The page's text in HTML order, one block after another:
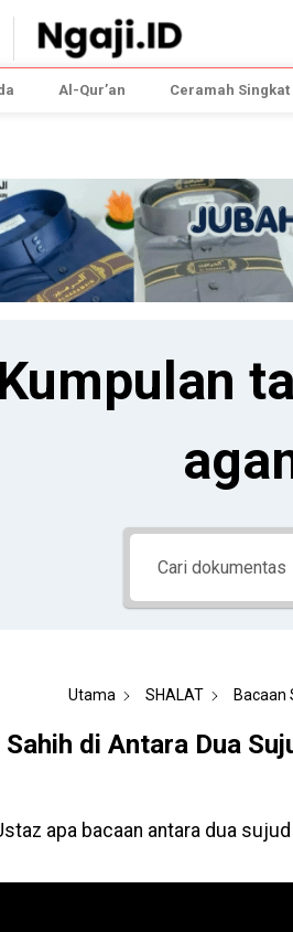
Al-Qur’an Ceramah Singkat
Kumpulan
Utama SHALAT Bacaan
Sahih di Antara Dua
apa bacaan antara dua